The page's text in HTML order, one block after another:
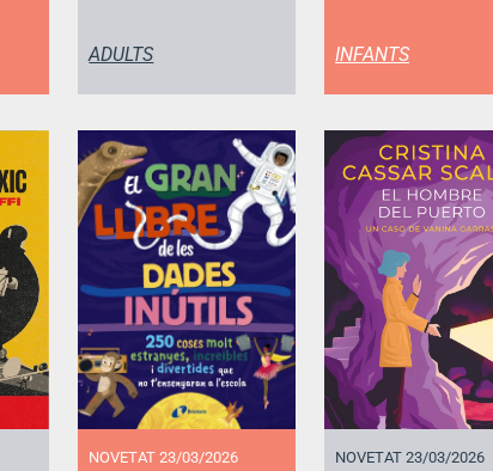
ADULTS INFANTS
NOVETAT 23/03/2026 NOVETAT 23/03/2026